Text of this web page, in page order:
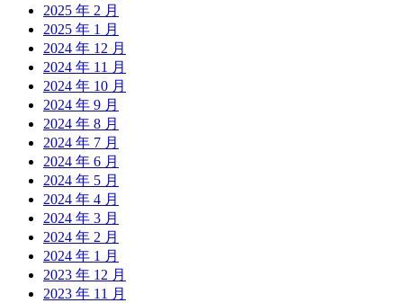
2025 年 2 月
2025 年 1 月
2024 年 12 月
2024 年 11 月
2024 年 10 月
2024 年 9 月
2024 年 8 月
2024 年 7 月
2024 年 6 月
2024 年 5 月
2024 年 4 月
2024 年 3 月
2024 年 2 月
2024 年 1 月
2023 年 12 月
2023 年 11 月